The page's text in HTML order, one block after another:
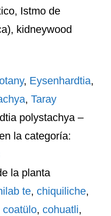
Istmo de
kidneywood
, Eysenhardtia,
,Taray
polystachya –
la categoría:
la planta
te, chiquiliche,
coatülo, cohuatli,